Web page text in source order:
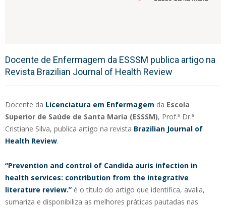
Docente de Enfermagem da ESSSM publica artigo na
Revista Brazilian Journal of Health Review
Docente da Licenciatura em Enfermagem da Escola
Superior de Saúde de Santa Maria (ESSSM), Prof.ª Dr.ª
Cristiane Silva, publica artigo na revista Brazilian Journal of
Health Review.
“Prevention and control of Candida auris infection in
health services: contribution from the integrative
literature review.” é o título do artigo que identifica, avalia,
sumariza e disponibiliza as melhores práticas pautadas nas